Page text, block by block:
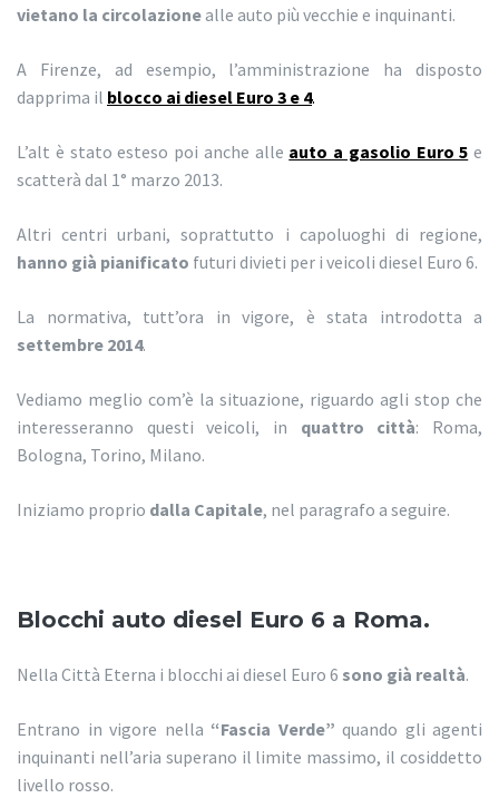
vietano la circolazionealle auto più vecchie e inquinanti.
A Firenze, ad esempio, l’amministrazione ha disposto
dapprima il blocco ai diesel Euro 3 e 4.
L’alt è stato esteso poi anche alle auto a gasolio Euro 5 e
scatterà dal 1° marzo 2013.
Altri centri urbani, soprattutto i capoluoghi di regione,
hanno già pianificato futuri divieti per i veicoli diesel Euro 6.
La normativa, tutt’ora in vigore, è stata introdotta a
settembre 2014.
Vediamo meglio com’è la situazione, riguardo agli stop che
interesseranno questi veicoli, in quattro città: Roma,
Bologna, Torino, Milano.
Iniziamo proprio dalla Capitale, nel paragrafo a seguire.
Blocchi auto diesel Euro 6 a Roma.
Nella Città Eterna i blocchi ai diesel Euro 6 sono già realtà.
Entrano in vigore nella “Fascia Verde” quando gli agenti
inquinanti nell’aria superano il limite massimo, il cosiddetto
livello rosso.